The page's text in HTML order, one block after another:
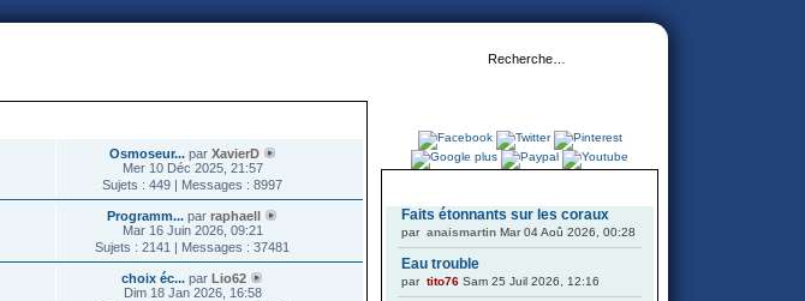
Osmoseur...par XavierD
Mer 10 Déc 2025, 21:57
Sujets : 449 | Messages : 8997
Programm... par raphaell
Mar 16 Juin 2026, 09:21
Sujets : 2141 | Messages : 37481
choix éc... par Lio62
Dim 18 Jan 2026, 16:58
Faits étonnants sur les coraux
par anaismartin Mar 04 Aoû 2026, 00:28
Eau trouble
par tito76 Sam 25 Juil 2026, 12:16